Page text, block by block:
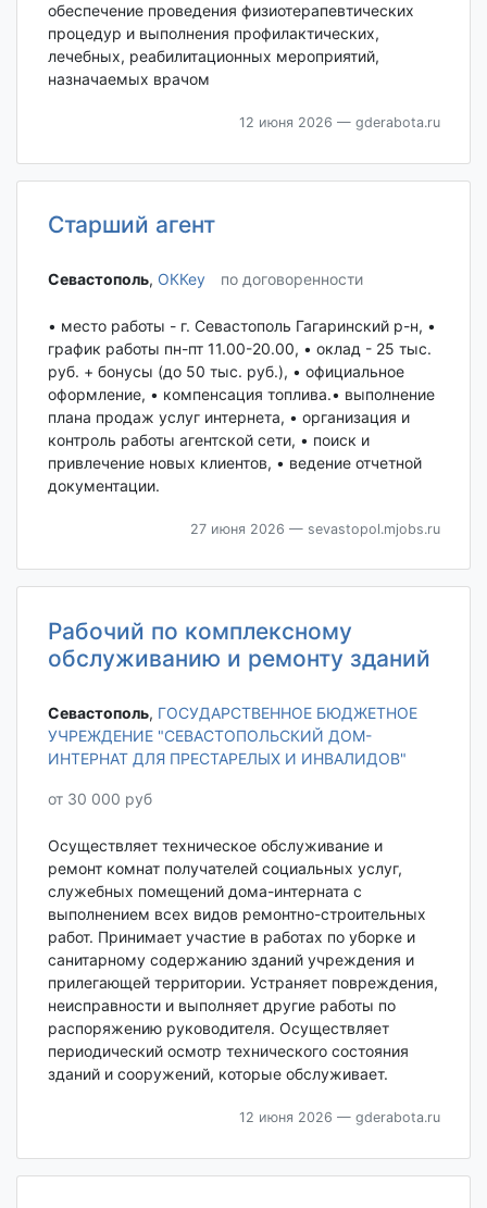
обеспечение проведения физиотерапевтических
процедур и выполнения профилактических,
лечебных, реабилитационных мероприятий,
назначаемых врачом
12 июня 2026 — gderabota.ru
Старший агент
Севастополь‎, ОККеу по договоренности
• место работы - г. Севастополь Гагаринский р-н, •
график работы пн-пт 11.00-20.00, • оклад - 25 тыс.
руб. + бонусы (до 50 тыс. руб.), • официальное
оформление, • компенсация топлива.• выполнение
плана продаж услуг интернета, • организация и
контроль работы агентской сети, • поиск и
привлечение новых клиентов, • ведение отчетной
документации.
27 июня 2026 — sevastopol.mjobs.ru
Рабочий по комплексному
обслуживанию и ремонту зданий
Севастополь‎, ГОСУДАРСТВЕННОЕ БЮДЖЕТНОЕ
УЧРЕЖДЕНИЕ "СЕВАСТОПОЛЬСКИЙ ДОМ-
ИНТЕРНАТ ДЛЯ ПРЕСТАРЕЛЫХ И ИНВАЛИДОВ"
от 30 000 руб
Осуществляет техническое обслуживание и
ремонт комнат получателей социальных услуг,
служебных помещений дома-интерната с
выполнением всех видов ремонтно-строительных
работ. Принимает участие в работах по уборке и
санитарному содержанию зданий учреждения и
прилегающей территории. Устраняет повреждения,
неисправности и выполняет другие работы по
распоряжению руководителя. Осуществляет
периодический осмотр технического состояния
зданий и сооружений, которые обслуживает.
12 июня 2026 — gderabota.ru